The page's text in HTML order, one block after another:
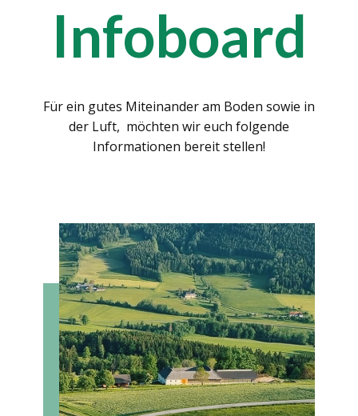
Infoboard
Für ein gutes Miteinander am Boden sowie in
der Luft, möchten wir euch folgende
Informationen bereit stellen!